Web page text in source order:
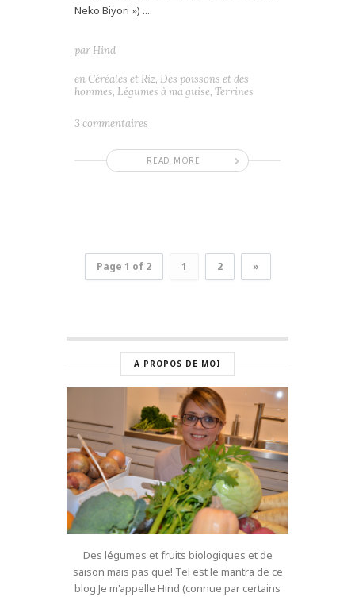
Neko Biyori ») ....
READ MORE
par Hind
enCéréales et Riz, Des poissons et des
hommes, Légumes à ma guise, Terrines
3 commentaires
Page 1 of 2 1 2 »
A PROPOS DE MOI
Des légumes et fruits biologiques et de
saison mais pas que! Tel est le mantra de ce
blog.Je m'appelle Hind (connue par certains